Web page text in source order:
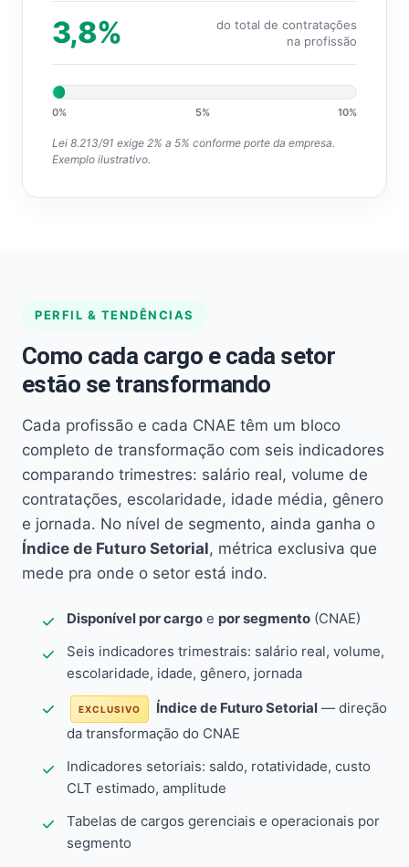
3,8%
do total de contratações
na profissão
0% 5% 10%
Lei 8.213/91 exige 2% a 5% conforme porte da empresa.
Exemplo ilustrativo.
PERFIL & TENDÊNCIAS
Como cada cargo e cada setor
estão se transformando
Cada profissão e cada CNAE têm um bloco
completo de transformação com seis indicadores
comparando trimestres: salário real, volume de
contratações, escolaridade, idade média, gênero
e jornada. No nível de segmento, ainda ganha o
Índice de Futuro Setorial, métrica exclusiva que
mede pra onde o setor está indo.
Disponível por cargo e por segmento (CNAE)
Seis indicadores trimestrais: salário real, volume,
escolaridade, idade, gênero, jornada
EXCLUSIVO Índice de Futuro Setorial — direção
da transformação do CNAE
Indicadores setoriais: saldo, rotatividade, custo
CLT estimado, amplitude
Tabelas de cargos gerenciais e operacionais por
segmento